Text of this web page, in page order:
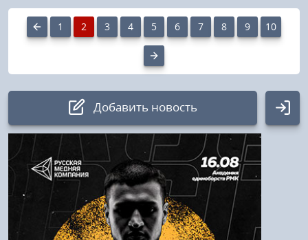
1 2 3 4 5 6 7 8 9 10
Добавить новость
Авторизация
Логин:
Пароль